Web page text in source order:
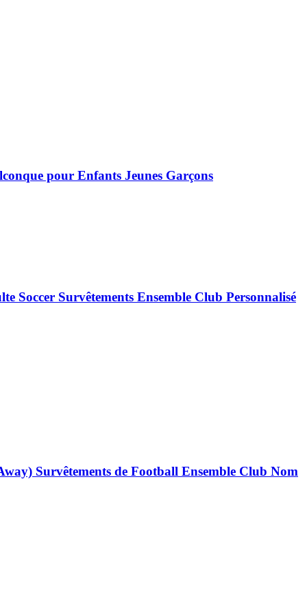
pour Enfants Jeunes Garçons
Soccer Survêtements Ensemble Club Personnalisé
Survêtements de Football Ensemble Club Nom